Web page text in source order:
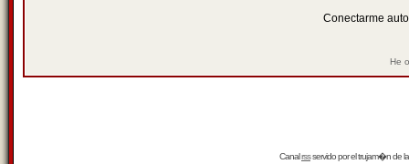
Conectarme
He
Canalrssservido por eltrujam�nde